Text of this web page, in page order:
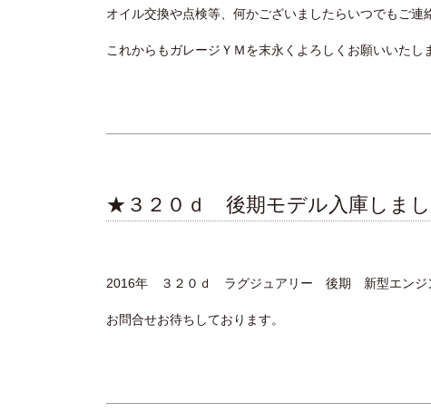
オイル交換や点検等、何かございましたらいつでもご連
これからもガレージＹＭを末永くよろしくお願いいたし
★３２０ｄ 後期モデル入庫しま
2016年 ３２０ｄ ラグジュアリー 後期 新型エン
お問合せお待ちしております。